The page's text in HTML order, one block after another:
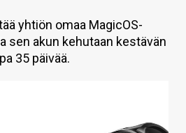
yhtiön omaa MagicOS-
sen akun kehutaan kestävän
35 päivää.